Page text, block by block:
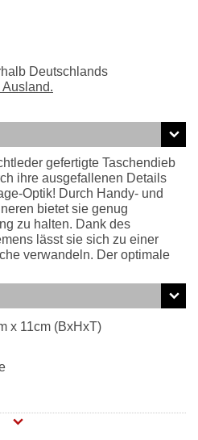
Deutschlands
Ausland.
gefertigte Taschendieb
ihre ausgefallenen Details
Optik! Durch Handy- und
bietet sie genug
zu halten. Dank des
lässt sie sich zu einer
verwandeln. Der optimale
x 11cm (BxHxT)